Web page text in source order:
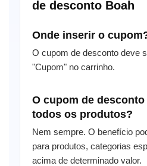
de desconto Boah
Onde inserir o
O cupom de desconto deve
"Cupom" no carrinho.
O cupom de
todos os produtos?
Nem sempre. O benefício
para produtos, categorias
acima de determinado valor.